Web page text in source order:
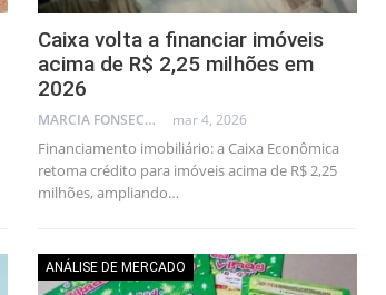
Caixa volta a financiar imóveis
acima de R$ 2,25 milhões em
2026
MARCIA FONSECA - FINANCIAL CONSULTANT mar 4, 2026
Financiamento imobiliário: a Caixa Econômica
retoma crédito para imóveis acima de R$ 2,25
milhões, ampliando…
ANÁLISE DE MERCADO